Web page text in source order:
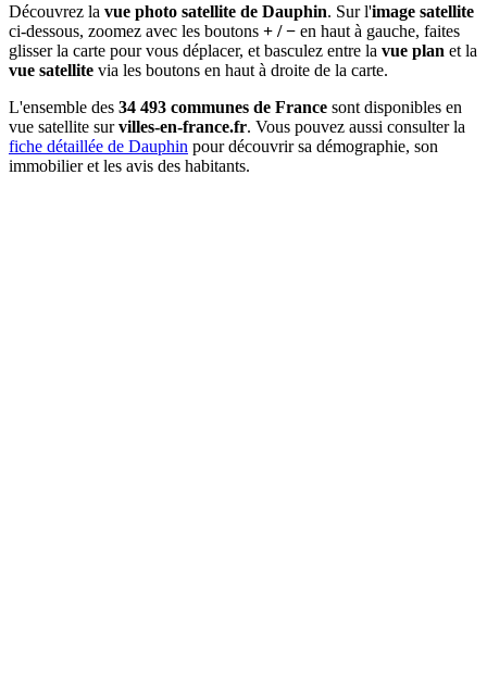
Découvrez la vue photo satellite de Dauphin. Sur l'image satellite
ci-dessous, zoomez avec les boutons + / − en haut à gauche, faites
glisser la carte pour vous déplacer, et basculez entre la vue plan et la
vue satellite via les boutons en haut à droite de la carte.
L'ensemble des 34 493 communes de France sont disponibles en
vue satellite survilles-en-france.fr. Vous pouvez aussi consulter la
fiche détaillée de Dauphin pour découvrir sa démographie, son
immobilier et les avis des habitants.